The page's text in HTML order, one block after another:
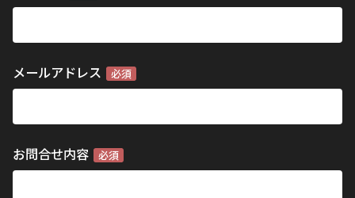
メールアドレス 必須
お問合せ内容 必須